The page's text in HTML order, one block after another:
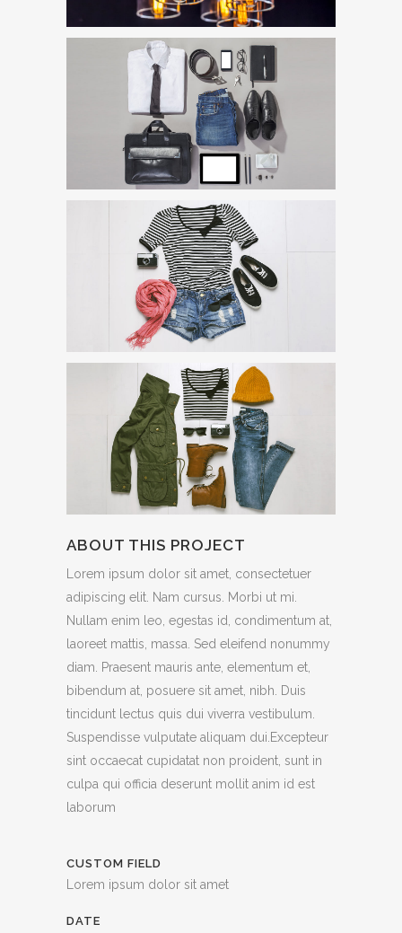
ABOUT THIS PROJECT
Lorem ipsum dolor sit amet, consectetuer
adipiscing elit. Nam cursus. Morbi ut mi.
Nullam enim leo, egestas id, condimentum at,
laoreet mattis, massa. Sed eleifend nonummy
diam. Praesent mauris ante, elementum et,
bibendum at, posuere sit amet, nibh. Duis
tincidunt lectus quis dui viverra vestibulum.
Suspendisse vulputate aliquam dui.Excepteur
sint occaecat cupidatat non proident, sunt in
culpa qui officia deserunt mollit anim id est
laborum
CUSTOM FIELD
Lorem ipsum dolor sit amet
DATE